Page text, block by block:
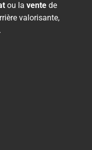
ou la vente de
valorisante,